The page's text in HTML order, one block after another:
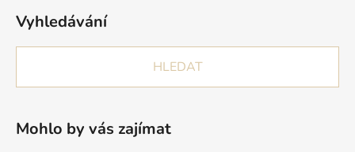
Vyhledávání
HLEDAT
Mohlo by vás zajímat